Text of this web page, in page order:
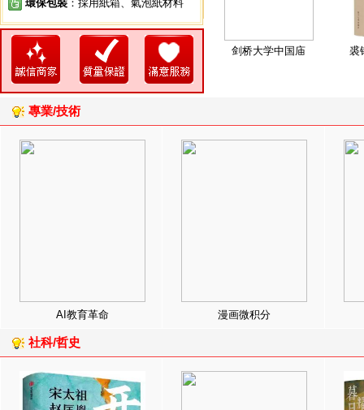
環保包裝 ：採用紙箱、氣泡紙材料
剑桥大学中国庙 裘
專業/技術
AI教育革命 漫画微积分
社科/哲史